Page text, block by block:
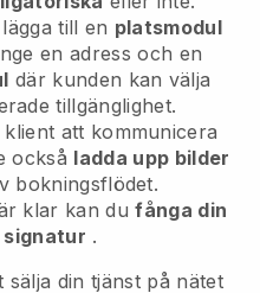
till en platsmodul
en adress och en
där kunden kan välja
tillgänglighet.
att kommunicera
också ladda upp bilder
bokningsflödet.
klar kan dufånga din
signatur .
din tjänst på nätet